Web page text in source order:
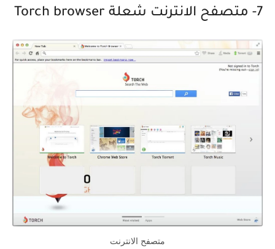
7- متصفح الانترنت شعلة Torch browser
متصفح الانترنت